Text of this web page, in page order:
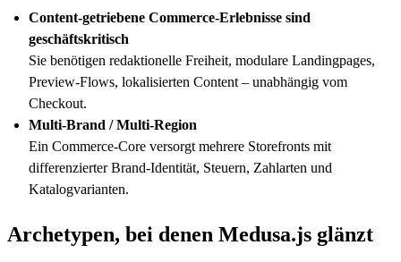
Content-getriebene Commerce-Erlebnisse sind
geschäftskritisch
Sie benötigen redaktionelle Freiheit, modulare Landingpages,
Preview-Flows, lokalisierten Content – unabhängig vom
Checkout.
Multi-Brand / Multi-Region
Ein Commerce-Core versorgt mehrere Storefronts mit
differenzierter Brand-Identität, Steuern, Zahlarten und
Katalogvarianten.
Archetypen, bei denen Medusa.js glänzt